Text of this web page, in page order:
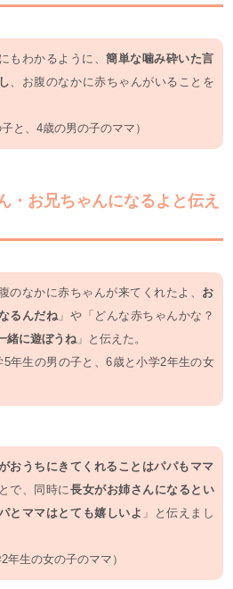
もわかるように、簡単な噛み砕いた言
、お腹のなかに赤ちゃんがいることを
子と、4歳の男の子のママ）
お兄ちゃんになるよと伝え
のなかに赤ちゃんが来てくれたよ、 お
るんだね 」や「どんな赤ちゃんかな？
緒に遊ぼうね 」と伝えた。
5年生の男の子と、6歳と小学2年生の女
おうちにきてくれることはパパもママ
で、同時に長女がお姉さんになるとい
とママはとても嬉しいよ 」と伝えまし
2年生の女の子のママ）